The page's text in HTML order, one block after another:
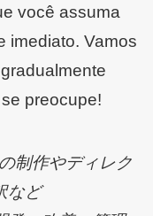
você assuma
imediato. Vamos
preocupe!
制作やディレク
など